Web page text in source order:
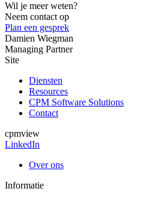
Wil je meer weten?
Neem contact op
Plan een gesprek
Damien Wiegman
Managing Partner
Site
Diensten
Resources
CPM Software Solutions
Contact
cpmview
LinkedIn
Over ons
Informatie